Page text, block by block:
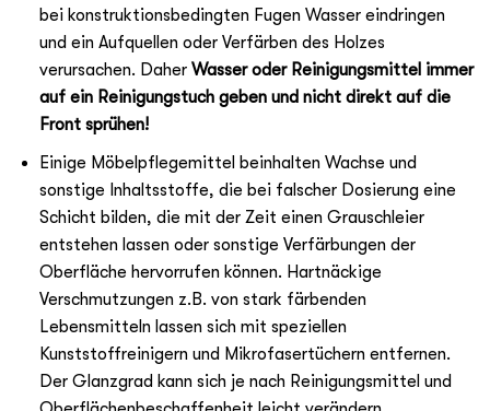
bei konstruktionsbedingten Fugen Wasser eindringen
und ein Aufquellen oder Verfärben des Holzes
verursachen. Daher Wasser oder Reinigungsmittel immer
auf ein Reinigungstuch geben und nicht direkt auf die
Front sprühen!
Einige Möbelpflegemittel beinhalten Wachse und
sonstige Inhaltsstoffe, die bei falscher Dosierung eine
Schicht bilden, die mit der Zeit einen Grauschleier
entstehen lassen oder sonstige Verfärbungen der
Oberfläche hervorrufen können. Hartnäckige
Verschmutzungen z.B. von stark färbenden
Lebensmitteln lassen sich mit speziellen
Kunststoffreinigern und Mikrofasertüchern entfernen.
Der Glanzgrad kann sich je nach Reinigungsmittel und